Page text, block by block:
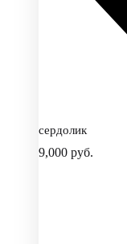
сердолик
9,000 руб.